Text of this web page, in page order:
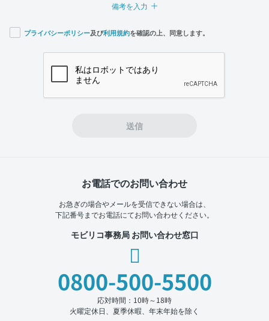
備考を入力
プライバシーポリシー及び利用規約を確認の上、同意します。
送信
お電話でのお問い合わせ
お急ぎの場合やメールを受信できない場合は、
下記番号までお電話にてお問い合わせください。
モビリコ事務局 お問い合わせ窓口
0800-500-5500
応対時間：10時～18時
火曜定休日、夏季休暇、年末年始を除く